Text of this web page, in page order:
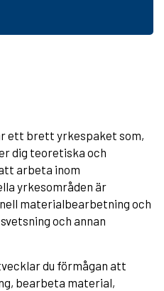
ett brett yrkespaket som,
dig teoretiska och
arbeta inom
yrkesområden är
materialbearbetning och
och annan
du förmågan att
bearbeta material,